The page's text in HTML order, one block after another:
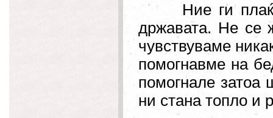
Ние ги
државата. Не се
чувствуваме
помогнавме на
помогнале
ни стана топло и